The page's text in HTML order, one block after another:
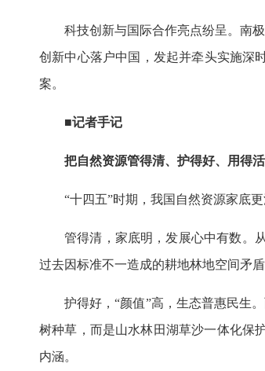
科技创新与国际合作亮点纷呈。南
创新中心落户中国，发起并牵头实施深
案。
■记者手记
把自然资源管得清、护得好、用得活
“十四五”时期，我国自然资源家底更
管得清，家底明，发展心中有数。
过去因标准不一造成的耕地林地空间矛
护得好，“颜值”高，生态普惠民生
树种草，而是山水林田湖草沙一体化保
内涵。